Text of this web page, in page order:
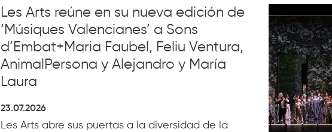
Les Arts reúne en su nueva edición de
‘Músiques Valencianes’ a Sons
d’Embat+Maria Faubel, Feliu Ventura,
AnimalPersona y Alejandro y María
Laura
23.07.2026
Les Arts abre sus puertas a la diversidad de la